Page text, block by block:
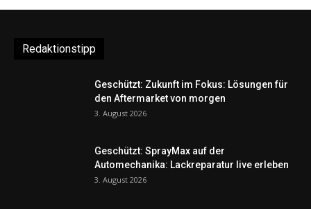
Redaktionstipp
Geschützt: Zukunft im Fokus: Lösungen für
den Aftermarket von morgen
3. August 2026
Geschützt: SprayMax auf der
Automechanika: Lackreparatur live erleben
3. August 2026